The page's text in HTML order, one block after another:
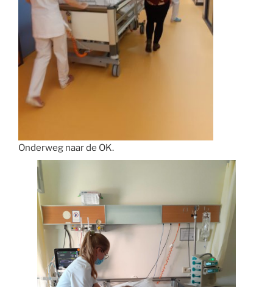
Onderweg naar de OK.